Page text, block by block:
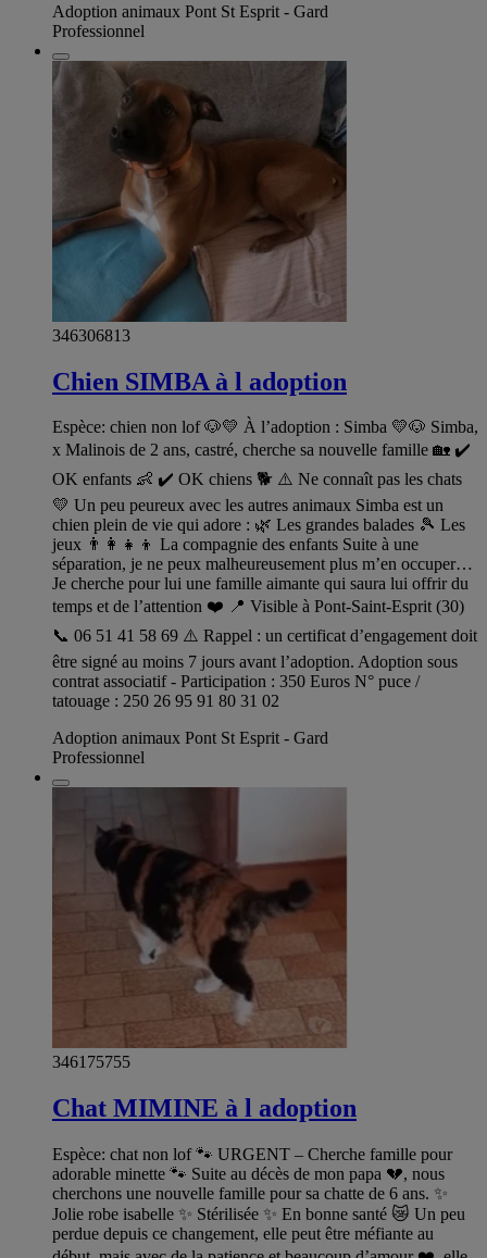
Adoption animaux Pont St Esprit - Gard
Professionnel
346306813
Chien SIMBA à l adoption
Espèce: chien non lof 🐶💛 À l’adoption : Simba 💛🐶 Simba,
x Malinois de 2 ans, castré, cherche sa nouvelle famille 🏡 ✔️
OK enfants 👶 ✔️ OK chiens 🐕 ⚠️ Ne connaît pas les chats
💛 Un peu peureux avec les autres animaux Simba est un
chien plein de vie qui adore : 🌿 Les grandes balades 🎾 Les
jeux 👨‍👩‍👧‍👦 La compagnie des enfants Suite à une
séparation, je ne peux malheureusement plus m’en occuper…
Je cherche pour lui une famille aimante qui saura lui offrir du
temps et de l’attention ❤️ 📍 Visible à Pont-Saint-Esprit (30)
📞 06 51 41 58 69 ⚠️ Rappel : un certificat d’engagement doit
être signé au moins 7 jours avant l’adoption. Adoption sous
contrat associatif - Participation : 350 Euros N° puce /
tatouage : 250 26 95 91 80 31 02
Adoption animaux Pont St Esprit - Gard
Professionnel
346175755
Chat MIMINE à l adoption
Espèce: chat non lof 🐾 URGENT – Cherche famille pour
adorable minette 🐾 Suite au décès de mon papa 💔, nous
cherchons une nouvelle famille pour sa chatte de 6 ans. ✨
Jolie robe isabelle ✨ Stérilisée ✨ En bonne santé 😿 Un peu
perdue depuis ce changement, elle peut être méfiante au